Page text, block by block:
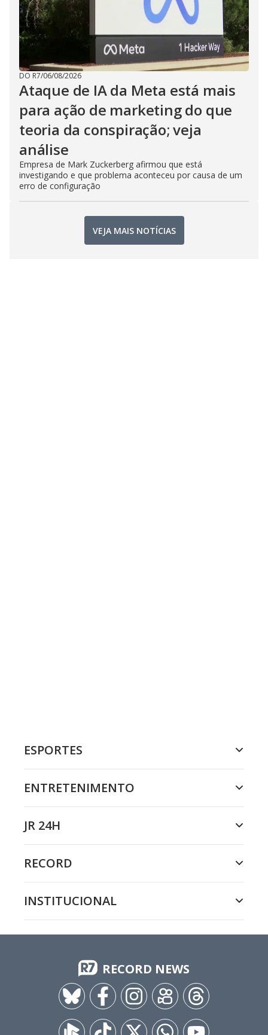
DO R7/06/08/2026
Ataque de IA da Meta está mais
para ação de marketing do que
teoria da conspiração; veja
análise
Empresa de Mark Zuckerberg afirmou que está
investigando e que problema aconteceu por causa de um
erro de configuração
VEJA MAIS NOTÍCIAS
ESPORTES
ENTRETENIMENTO
JR 24H
RECORD
INSTITUCIONAL
RECORD NEWS